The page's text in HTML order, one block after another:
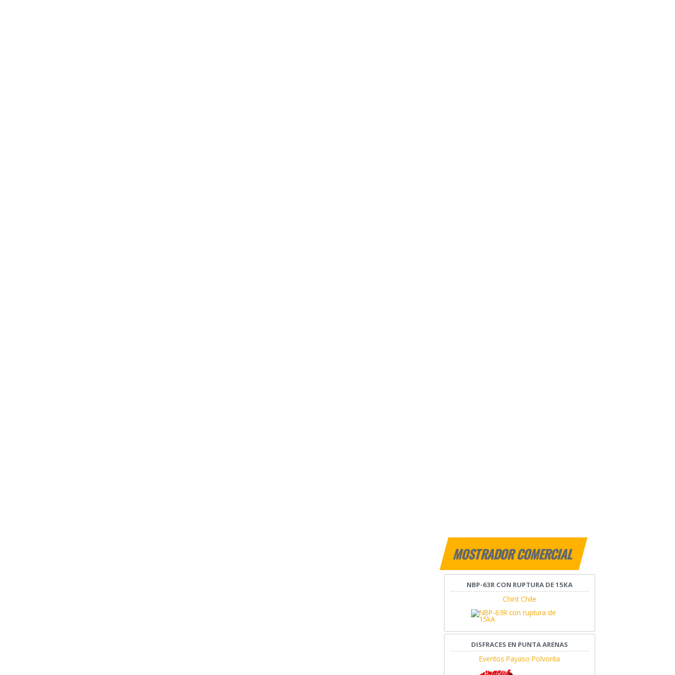
MOSTRADOR COMERCIAL
NBP-63R CON RUPTURA DE 15KA
Chint Chile
DISFRACES EN PUNTA ARENAS
Eventos Payaso Polvorita